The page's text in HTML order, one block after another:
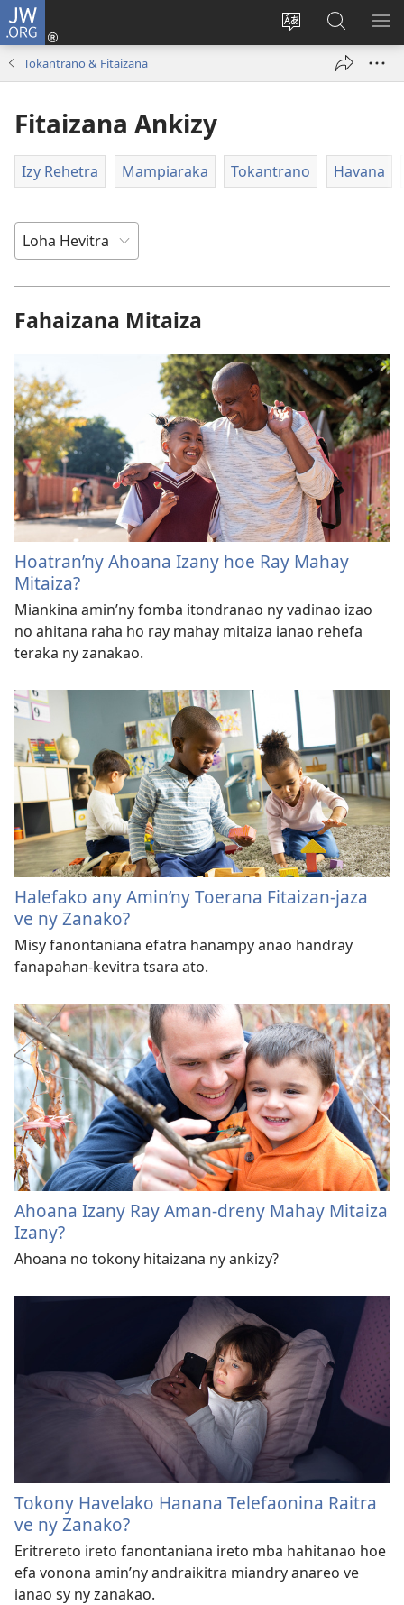
JW.ORG
Hiova
Hiditra
(manokatra
ato
Amin’ny
Tokantrano & Fitaizana
Fitaizana Ankizy
Izy Rehetra Mampiaraka Tokantrano Havana
Fahaizana Mitaiza
Hoatran’ny Ahoana Izany hoe Ray Mahay
Mitaiza?
Miankina amin’ny fomba itondranao ny vadinao izao
no ahitana raha ho ray mahay mitaiza ianao rehefa
teraka ny zanakao.
Halefako any Amin’ny Toerana Fitaizan-jaza
ve ny Zanako?
Misy fanontaniana efatra hanampy anao handray
fanapahan-kevitra tsara ato.
Ahoana Izany Ray Aman-dreny Mahay Mitaiza
Izany?
Ahoana no tokony hitaizana ny ankizy?
Tokony Havelako Hanana Telefaonina Raitra
ve ny Zanako?
Eritrereto ireto fanontaniana ireto mba hahitanao hoe
efa vonona amin’ny andraikitra miandry anareo ve
ianao sy ny zanakao.